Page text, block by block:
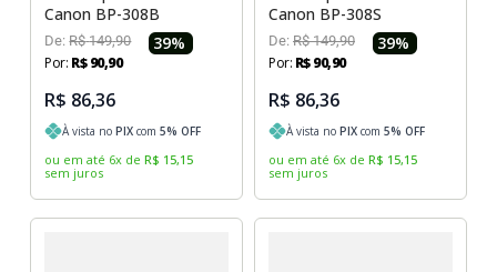
Canon BP-308B
De:R$ 149,90 39%
Por: R$ 90,90
R$ 86,36
À vista noPIX com5% OFF
ou em até 6x de R$ 15,15
sem juros
Canon BP-308S
De: R$ 149,90 39%
Por: R$90,90
R$ 86,36
À vista no PIX com 5% OFF
ou em até 6x de R$ 15,15
sem juros